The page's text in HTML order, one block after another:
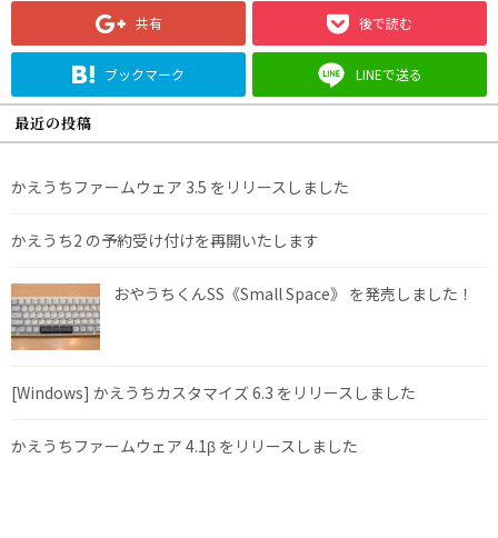
共有 後で読む
ブックマーク LINEで送る
最近の投稿
かえうちファームウェア 3.5 をリリースしました
かえうち2 の予約受け付けを再開いたします
おやうちくんSS《Small Space》 を発売しました！
[Windows] かえうちカスタマイズ 6.3 をリリースしました
かえうちファームウェア 4.1β をリリースしました